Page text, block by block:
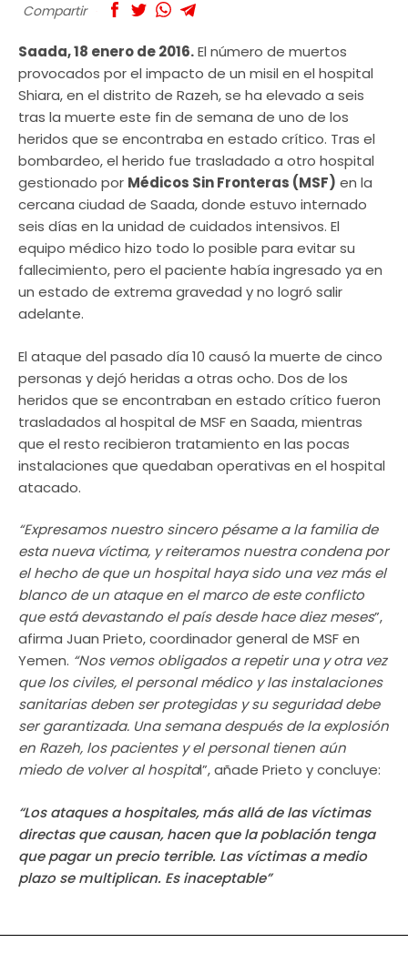
Compartir
Saada, 18 enero de 2016.El número de muertos
provocados por el impacto de un misil en el hospital
Shiara, en el distrito de Razeh, se ha elevado a seis
tras la muerte este fin de semana de uno de los
heridos que se encontraba en estado crítico. Tras el
bombardeo, el herido fue trasladado a otro hospital
gestionado por Médicos Sin Fronteras (MSF) en la
cercana ciudad de Saada, donde estuvo internado
seis días en la unidad de cuidados intensivos. El
equipo médico hizo todo lo posible para evitar su
fallecimiento, pero el paciente había ingresado ya en
un estado de extrema gravedad y no logró salir
adelante.
El ataque del pasado día 10 causó la muerte de cinco
personas y dejó heridas a otras ocho. Dos de los
heridos que se encontraban en estado crítico fueron
trasladados al hospital de MSF en Saada, mientras
que el resto recibieron tratamiento en las pocas
instalaciones que quedaban operativas en el hospital
atacado.
“Expresamos nuestro sincero pésame a la familia de
esta nueva víctima, y reiteramos nuestra condena por
el hecho de que un hospital haya sido una vez más el
blanco de un ataque en el marco de este conflicto
que está devastando el país desde hace diez meses”,
afirma Juan Prieto, coordinador general de MSF en
Yemen. “Nos vemos obligados a repetir una y otra vez
que los civiles, el personal médico y las instalaciones
sanitarias deben ser protegidas y su seguridad debe
ser garantizada. Una semana después de la explosión
en Razeh, los pacientes y el personal tienen aún
miedo de volver al hospital”, añade Prieto y concluye:
“Los ataques a hospitales, más allá de las víctimas
directas que causan, hacen que la población tenga
que pagar un precio terrible. Las víctimas a medio
plazo se multiplican. Es inaceptable”